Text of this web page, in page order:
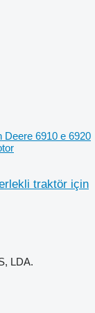
Deere 6910 e 6920
traktör için
LDA.